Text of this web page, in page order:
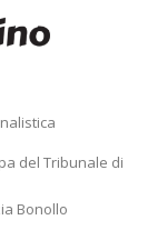
del Tribunale di
Bonollo